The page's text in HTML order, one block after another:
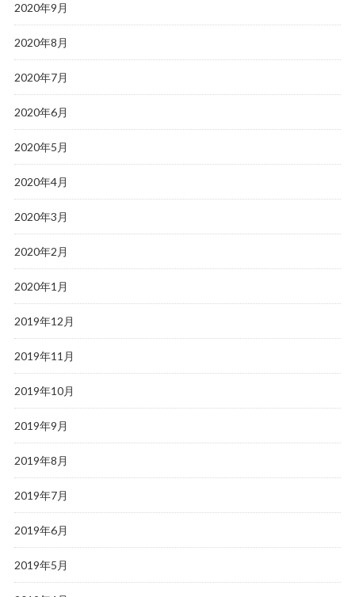
2020年9月
2020年8月
2020年7月
2020年6月
2020年5月
2020年4月
2020年3月
2020年2月
2020年1月
2019年12月
2019年11月
2019年10月
2019年9月
2019年8月
2019年7月
2019年6月
2019年5月